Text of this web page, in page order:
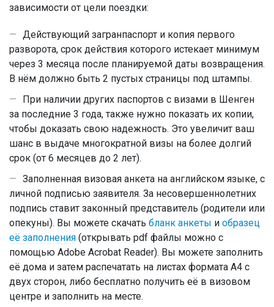
зависимости от цели поездки:
Действующий загранпаспорт и копия первого
разворота, срок действия которого истекает минимум
через 3 месяца после планируемой даты возвращения.
В нём должно быть 2 пустых страницы под штампы.
При наличии других паспортов с визами в Шенген
за последние 3 года, также нужно показать их копии,
чтобы доказать свою надежность. Это увеличит ваш
шанс в выдаче многократной визы на более долгий
срок (от 6 месяцев до 2 лет).
Заполненная визовая анкета на английском языке, с
личной подписью заявителя. За несовершеннолетних
подпись ставит законный представитель (родители или
опекуны). Вы можете скачать бланк анкеты и образец
её заполнения (открывать pdf файлы можно с
помощью Adobe Acrobat Reader). Вы можете заполнить
её дома и затем распечатать на листах формата A4 с
двух сторон, либо бесплатно получить её в визовом
центре и заполнить на месте.